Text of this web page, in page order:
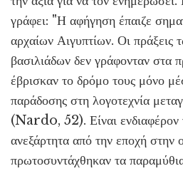
γράφει: "Η αφήγηση έπαιζε
αρχαίων Αιγυπτίων. Οι πράξεις
βασιλιάδων δεν γράφονταν στα
έβρισκαν το δρόμο τους μόνο
παράδοσης στη λογοτεχνία
(Nardo, 52). Είναι ενδιαφέρον
ανεξάρτητα από την εποχή στην
πρωτοσυντάχθηκαν τα